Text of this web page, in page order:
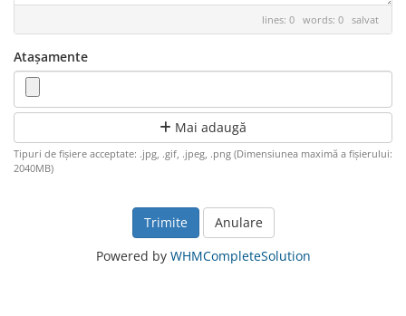
lines: 0 words: 0 salvat
Atașamente
Mai adaugă
Tipuri de fișiere acceptate: .jpg, .gif, .jpeg, .png (Dimensiunea maximă a fișierului:
2040MB)
Anulare
Powered by WHMCompleteSolution